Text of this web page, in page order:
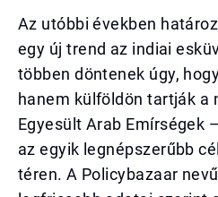
Az utóbbi években
egy új trend az indiai
többen döntenek úgy,
hanem külföldön tartják a
Egyesült Arab Emírségek
az egyik legnépszerűbb
téren. A Policybazaar